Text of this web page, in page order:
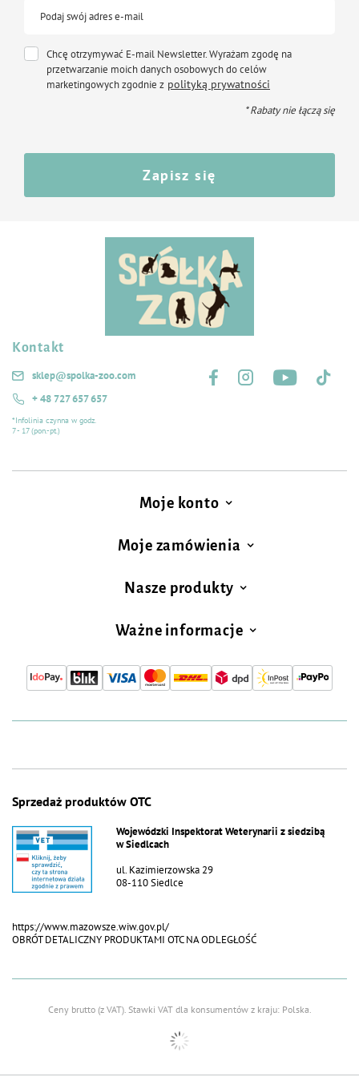
Podaj swój adres e-mail
Chcę otrzymywać E-mail Newsletter. Wyrażam zgodę na
przetwarzanie moich danych osobowych do celów
marketingowych zgodnie z polityką prywatności
* Rabaty nie łączą się
Zapisz się
Kontakt
sklep@spolka-zoo.com
+ 48 727 657 657
*Infolinia czynna w godz.
7 - 17 (pon.-pt.)
Moje konto
Moje zamówienia
Nasze produkty
Ważne informacje
Sprzedaż produktów OTC
Wojewódzki Inspektorat Weterynarii z siedzibą
w Siedlcach
ul. Kazimierzowska 29
08-110 Siedlce
https://www.mazowsze.wiw.gov.pl/
OBRÓT DETALICZNY PRODUKTAMI OTC NA ODLEGŁOŚĆ
Ceny brutto (z VAT). Stawki VAT dla konsumentów z kraju: Polska